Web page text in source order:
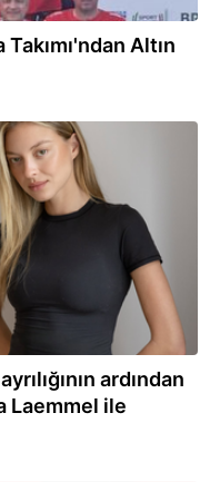
Altın
ardından
Laemmel ile